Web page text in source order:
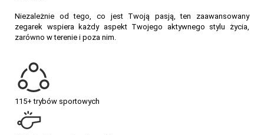
Niezależnie od tego, co jest Twoją pasją, ten zaawansowany
zegarek wspiera każdy aspekt Twojego aktywnego stylu życia,
zarówno w terenie i poza nim.
115+ trybów sportowych